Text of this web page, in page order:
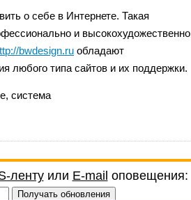
о себе в Интернете. Такая
и высокохудожественно
bwdesign.ru обладают
любого типа сайтов и их поддержки.
, система
лентуили E-mail оповещения: